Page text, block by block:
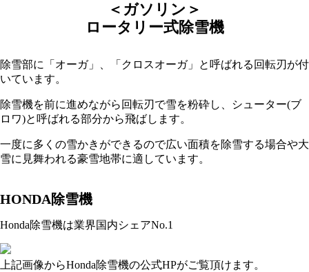
＜ガソリン＞
ロータリー式除雪機
除雪部に「オーガ」、「クロスオーガ」と呼ばれる回転刃が付
いています。
除雪機を前に進めながら回転刃で雪を粉砕し、シューター(ブ
ロワ)と呼ばれる部分から飛ばします。
一度に多くの雪かきができるので広い面積を除雪する場合や大
雪に見舞われる豪雪地帯に適しています。
HONDA除雪機
Honda除雪機は業界国内シェアNo.1
上記画像からHonda除雪機の公式HPがご覧頂けます。